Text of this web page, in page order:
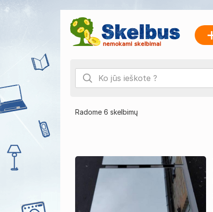
Radome 6 skelbimų